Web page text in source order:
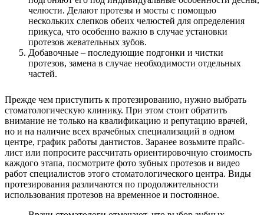
челюсти. Делают протезы и мосты с помощью
нескольких слепков обеих челюстей для определения
прикуса, что особенно важно в случае установки
протезов жевательных зубов.
Добавочные – последующие подгонки и чистки
протезов, замена в случае необходимости отдельных
частей.
Прежде чем приступить к протезированию, нужно выбрать
стоматологическую клинику. При этом стоит обратить
внимание не только на квалификацию и репутацию врачей,
но и на наличие всех врачебных специализаций в одном
центре, график работы дантистов. Заранее возьмите прайс-
лист или попросите рассчитать ориентировочную стоимость
каждого этапа, посмотрите фото зубных протезов и видео
работ специалистов этого стоматологического центра. Виды
протезирования различаются по продолжительности
использования протезов на временное и постоянное.